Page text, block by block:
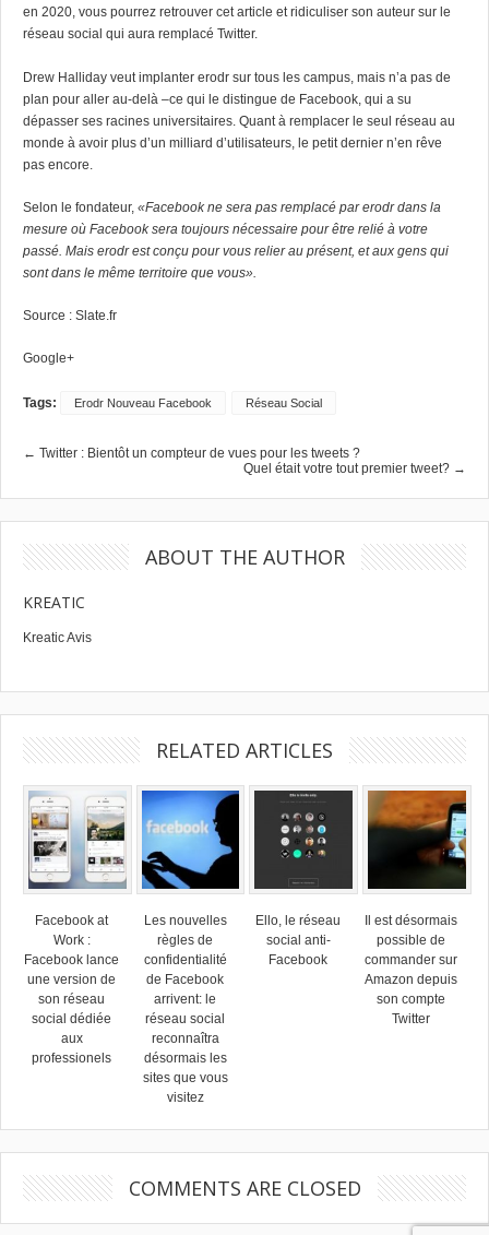
en 2020, vous pourrez retrouver cet article et ridiculiser son auteur sur le
réseau social qui aura remplacé Twitter.
Drew Halliday veut implanter erodr sur tous les campus, mais n’a pas de
plan pour aller au-delà –ce qui le distingue de Facebook, qui a su
dépasser ses racines universitaires. Quant à remplacer le seul réseau au
monde à avoir plus d’un milliard d’utilisateurs, le petit dernier n’en rêve
pas encore.
Selon le fondateur, «Facebook ne sera pas remplacé par erodr dans la
mesure où Facebook sera toujours nécessaire pour être relié à votre
passé. Mais erodr est conçu pour vous relier au présent, et aux gens qui
sont dans le même territoire que vous».
Source : Slate.fr
Google+
Tags: Erodr Nouveau Facebook Réseau Social
← Twitter : Bientôt un compteur de vues pour les tweets ?
Quel était votre tout premier tweet? →
ABOUT THE AUTHOR
KREATIC
Kreatic Avis
RELATED ARTICLES
Facebook at
Work :
Facebook lance
une version de
son réseau
social dédiée
aux
professionels
Les nouvelles
règles de
confidentialité
de Facebook
arrivent: le
réseau social
reconnaîtra
désormais les
sites que vous
visitez
Ello, le réseau
social anti-
Facebook
Il est désormais
possible de
commander sur
Amazon depuis
son compte
Twitter
COMMENTS ARE CLOSED